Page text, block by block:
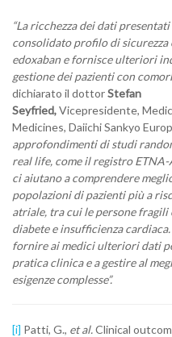
“La ricchezza dei dati
consolidato profilo di sicurezza
edoxaban e fornisce ulteriori
gestione dei pazienti con
dichiarato il dottorStefan
Seyfried,Vicepresidente,
Medicines, Daiichi Sankyo
approfondimenti di studi
real life, come il registro ETNA-
ci aiutano a comprendere
popolazioni di pazienti più a
atriale, tra cui le persone fragili
diabete e insufficienza
fornire ai medici ulteriori dati
pratica clinica e a gestire al
esigenze complesse”.
[i] Patti, G., et al.Clinical